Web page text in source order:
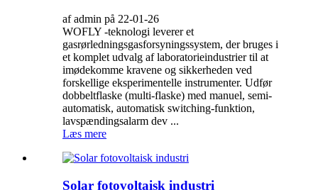
af admin på 22-01-26
WOFLY -teknologi leverer et
gasrørledningsgasforsyningssystem, der bruges i
et komplet udvalg af laboratorieindustrier til at
imødekomme kravene og sikkerheden ved
forskellige eksperimentelle instrumenter. Udfør
dobbeltflaske (multi-flaske) med manuel, semi-
automatisk, automatisk switching-funktion,
lavspændingsalarm dev ...
Læs mere
Solar fotovoltaisk industri